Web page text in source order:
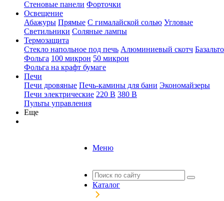
Стеновые панели Форточки
Освещение
Абажуры Прямые С гималайской солью Угловые
Светильники Соляные лампы
Термозащита
Стекло напольное под печь Алюминиевый скотч
Фольга 100 микрон 50 микрон
Фольга на крафт бумаге
Печи
Печи дровяные Печь-камины для бани Экономайзеры
Печи электрические 220 В 380 В
Пульты управления
Еще
Меню
Каталог